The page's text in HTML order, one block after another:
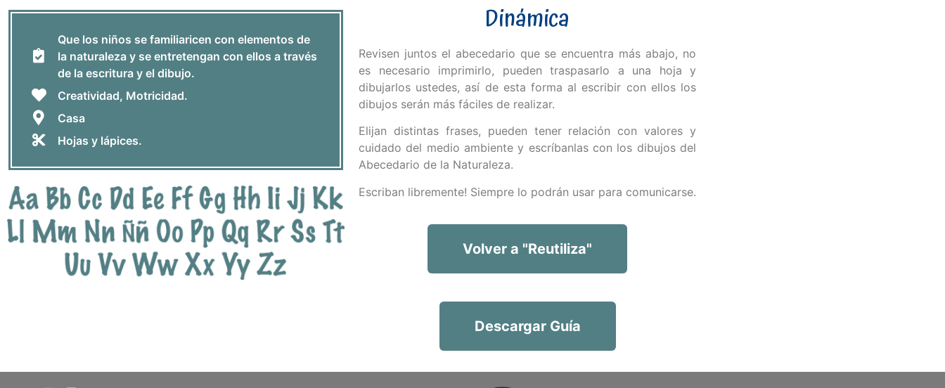
Que los niños se familiaricen con elementos de
la naturaleza y se entretengan con ellos a través
de la escritura y el dibujo.
Creatividad, Motricidad.
Casa
Hojas y lápices.
Dinámica
Revisen juntos el abecedario que se encuentra más abajo, no
es necesario imprimirlo, pueden traspasarlo a una hoja y
dibujarlos ustedes, así de esta forma al escribir con ellos los
dibujos serán más fáciles de realizar.
Elijan distintas frases, pueden tener relación con valores y
cuidado del medio ambiente y escríbanlas con los dibujos del
Abecedario de la Naturaleza.
Escriban libremente! Siempre lo podrán usar para comunicarse.
Volver a "Reutiliza"
Descargar Guía